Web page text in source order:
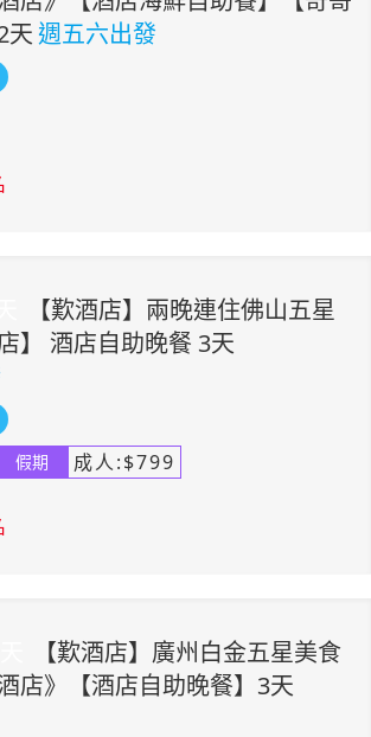
天週五六出發
【歎酒店】兩晚連住佛山五星
】 酒店自助晚餐 3天
假期 成人:$799
【歎酒店】廣州白金五星美食
店》【酒店自助晚餐】3天